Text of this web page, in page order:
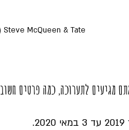
McQueen & Tate
מגיעים לתערוכה, כמה פרטים